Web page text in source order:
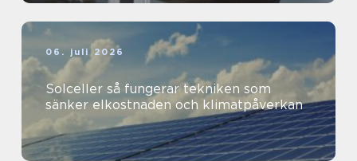
06. juli 2026
Solceller så fungerar tekniken som
sänker elkostnaden och klimatpåverkan